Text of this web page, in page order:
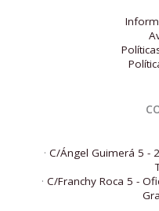
· C/Ángel Guimerá 5 -
· C/Franchy Roca 5 -